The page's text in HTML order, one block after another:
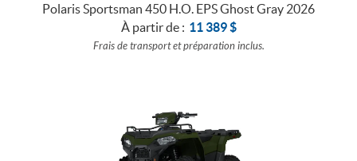
Polaris Sportsman 450 H.O. EPS Ghost Gray 2026
À partir de : 11 389$
Frais de transport et préparation inclus.